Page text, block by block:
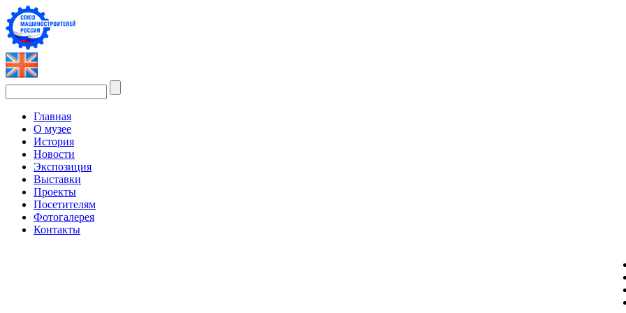
Главная
О музее
История
Новости
Экспозиция
Выставки
Проекты
Посетителям
Фотогалерея
Контакты